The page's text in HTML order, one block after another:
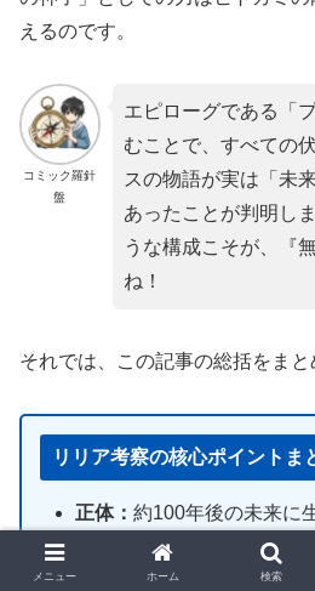
えるのです。
コミック羅針
盤
エピローグである「
むことで、すべての
スの物語が実は「未
あったことが判明し
うな構成こそが、『
ね！
それでは、この記事の総括をまと
リリア考察の核心ポイントま
正体：約100年後の未来に
子」。真の能力は「過去を
悲惨な過去：
オルステッ
メニュー ホーム 検索